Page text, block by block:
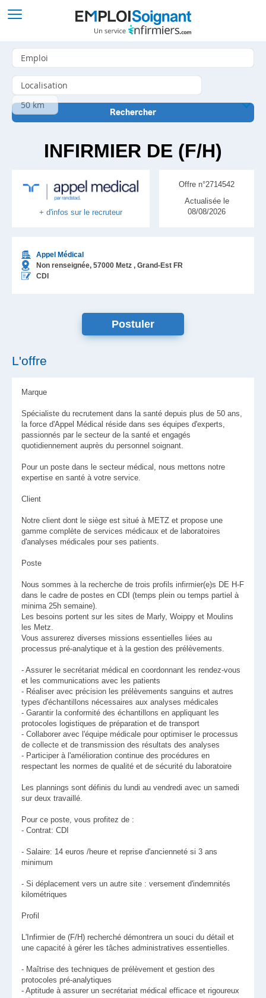
INFIRMIER DE (F/H)
+ d'infos sur le recruteur
Appel Médical
Non renseignée, 57000 Metz , Grand-Est FR
CDI
Offre n°2714542
Actualisée le
08/08/2026
L'offre
Marque
Spécialiste du recrutement dans la santé depuis plus de 50 ans,
la force d'Appel Médical réside dans ses équipes d'experts,
passionnés par le secteur de la santé et engagés
quotidiennement auprès du personnel soignant.
Pour un poste dans le secteur médical, nous mettons notre
expertise en santé à votre service.
Client
Notre client dont le siège est situé à METZ et propose une
gamme complète de services médicaux et de laboratoires
d'analyses médicales pour ses patients.
Poste
Nous sommes à la recherche de trois profils infirmier(e)s DE H-F
dans le cadre de postes en CDI (temps plein ou temps partiel à
minima 25h semaine).
Les besoins portent sur les sites de Marly, Woippy et Moulins
les Metz.
Vous assurerez diverses missions essentielles liées au
processus pré-analytique et à la gestion des prélèvements.
- Assurer le secrétariat médical en coordonnant les rendez-vous
et les communications avec les patients
- Réaliser avec précision les prélèvements sanguins et autres
types d'échantillons nécessaires aux analyses médicales
- Garantir la conformité des échantillons en appliquant les
protocoles logistiques de préparation et de transport
- Collaborer avec l'équipe médicale pour optimiser le processus
de collecte et de transmission des résultats des analyses
- Participer à l'amélioration continue des procédures en
respectant les normes de qualité et de sécurité du laboratoire
Les plannings sont définis du lundi au vendredi avec un samedi
sur deux travaillé.
Pour ce poste, vous profitez de :
- Contrat: CDI
- Salaire: 14 euros /heure et reprise d'ancienneté si 3 ans
minimum
- Si déplacement vers un autre site : versement d'indemnités
kilométriques
Profil
L'Infirmier de (F/H) recherché démontrera un souci du détail et
une capacité à gérer les tâches administratives essentielles.
- Maîtrise des techniques de prélèvement et gestion des
protocoles pré-analytiques
- Aptitude à assurer un secrétariat médical efficace et rigoureux